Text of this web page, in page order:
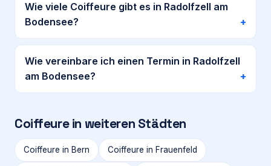
Wie viele Coiffeure gibt es in Radolfzell am
Bodensee?
Wie vereinbare ich einen Termin in Radolfzell
am Bodensee?
Coiffeure in weiteren Städten
Coiffeure in Bern Coiffeure in Frauenfeld